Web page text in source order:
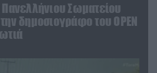
Σωματείου
δημοσιογράφο του OPEN